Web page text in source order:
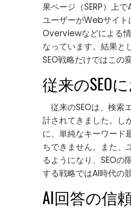
果ページ（SERP）上
ユーザーがWebサイ
Overviewなどによる
なっています。結果と
SEO戦略だけではこの
従来のSEO
従来のSEOは、検索
計されてきました。し
に、単純なキーワード
ちできません。また、
るようになり、SEOの
する戦略ではAI時代の
AI回答の信